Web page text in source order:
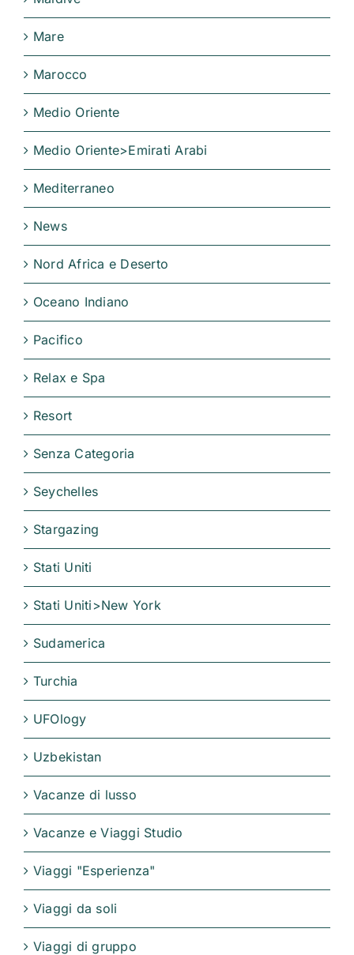
Mare
Marocco
Medio Oriente
Medio Oriente>Emirati Arabi
Mediterraneo
News
Nord Africa e Deserto
Oceano Indiano
Pacifico
Relax e Spa
Resort
Senza Categoria
Seychelles
Stargazing
Stati Uniti
Stati Uniti>New York
Sudamerica
Turchia
UFOlogy
Uzbekistan
Vacanze di lusso
Vacanze e Viaggi Studio
Viaggi "Esperienza"
Viaggi da soli
Viaggi di gruppo